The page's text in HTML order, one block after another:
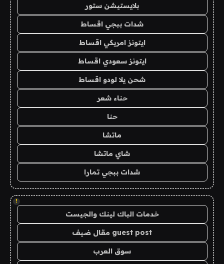
بلايستيشن ستور
شدات ببجي اقساط
ايتونز امريكي اقساط
ايتونز سعودي اقساط
شحن يلا لودو اقساط
حناء شعر
حنا
ماتشا
شاي ماتشا
شدات ببجي تمارا
!
خدمات الباك لينك والجيست
guest post مقال ضيف
سوق العرب